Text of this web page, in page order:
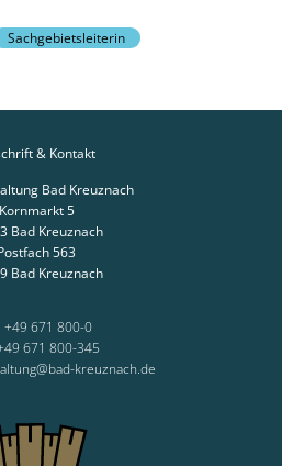
Sachgebietsleiterin
& Kontakt
Bad Kreuznach
Kornmarkt 5
Bad Kreuznach
563
Bad Kreuznach
+49 671 800-0
671 800-345
kreuznach.de